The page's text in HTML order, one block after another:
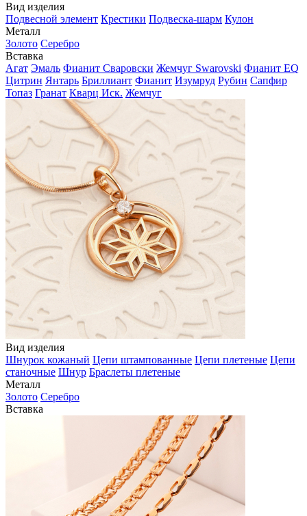
Вид изделия
Подвесной элемент Крестики Подвеска-шарм Кулон
Металл
Золото Серебро
Вставка
Агат Эмаль Фианит Сваровски Жемчуг Swarovski Фианит EQ
Цитрин Янтарь Бриллиант Фианит Изумруд Рубин Сапфир
Топаз Гранат Кварц Иск. Жемчуг
Вид изделия
Шнурок кожаный Цепи штампованные Цепи плетеные Цепи
станочные Шнур Браслеты плетеные
Металл
Золото Серебро
Вставка